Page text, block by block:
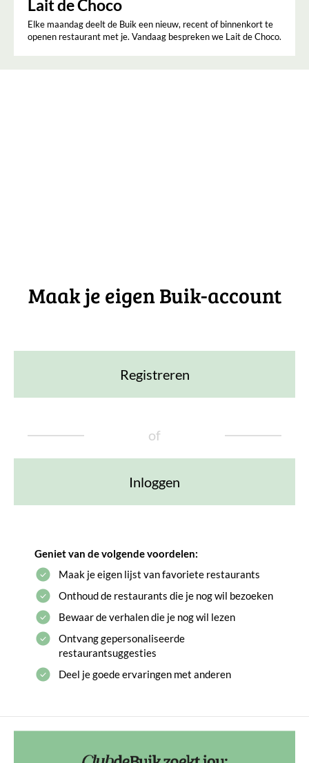
Lait de Choco
Elke maandag deelt de Buik een nieuw, recent of binnenkort te
openen restaurant met je. Vandaag bespreken we Lait de Choco.
Maak je eigen Buik-account
Registreren
of
Inloggen
Geniet van de volgende voordelen:
Maak je eigen lijst van favoriete restaurants
Onthoud de restaurants die je nog wil bezoeken
Bewaar de verhalen die je nog wil lezen
Ontvang gepersonaliseerde
restaurantsuggesties
Deel je goede ervaringen met anderen